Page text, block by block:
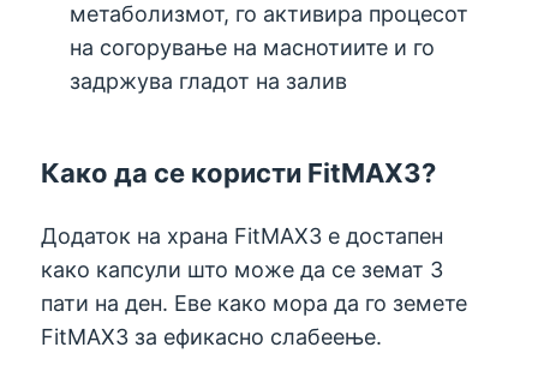
метаболизмот, го активира процесот
на согорување на маснотиите и го
задржува гладот ​​на залив
Како да се користи FitMAX3?
Додаток на храна FitMAX3 е достапен
како капсули што може да се земат 3
пати на ден. Еве како мора да го земете
FitMAX3 за ефикасно слабеење.